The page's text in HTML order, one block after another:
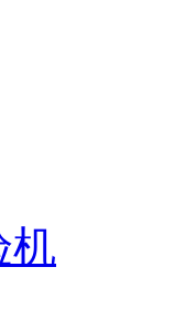
机